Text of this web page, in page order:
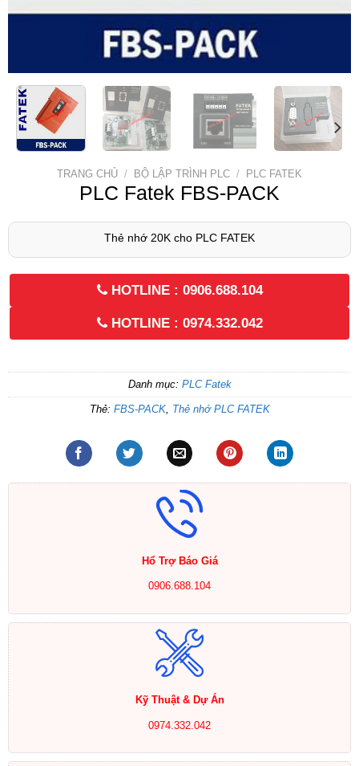
TRANG CHỦ / BỘ LẬP TRÌNH PLC / PLC FATEK
PLC Fatek FBS-PACK
Thẻ nhớ 20K cho PLC FATEK
HOTLINE : 0906.688.104
HOTLINE : 0974.332.042
Danh mục: PLC Fatek
Thẻ: FBS-PACK, Thẻ nhớ PLC FATEK
Hổ Trợ Báo Giá
0906.688.104
Kỹ Thuật & Dự Án
0974.332.042